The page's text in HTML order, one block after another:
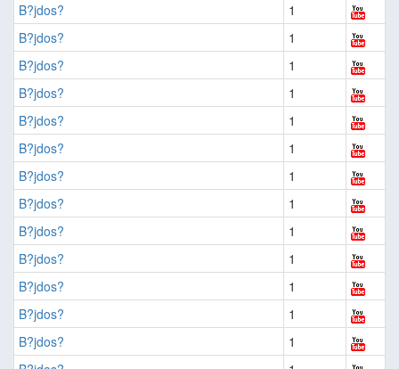
B?jdos?
1
B?jdos?
1
B?jdos?
1
B?jdos?
1
B?jdos?
1
B?jdos?
1
B?jdos?
1
B?jdos?
1
B?jdos?
1
B?jdos?
1
B?jdos?
1
B?jdos?
1
B?jdos?
1